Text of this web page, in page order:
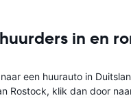
in en
een huurauto in
Rostock, klik dan door